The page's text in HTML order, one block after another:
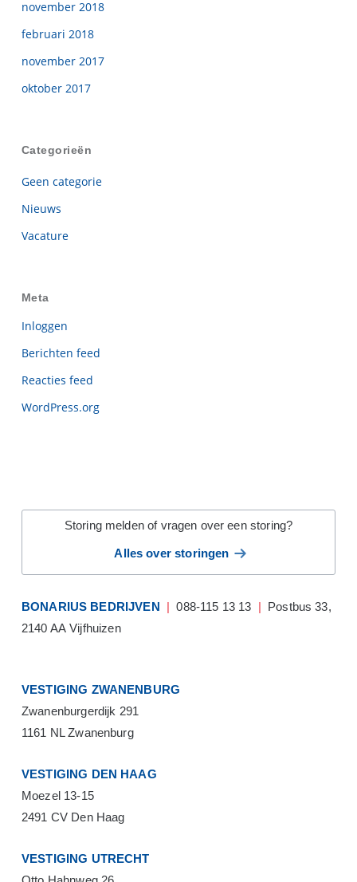
november 2018
februari 2018
november 2017
oktober 2017
Categorieën
Geen categorie
Nieuws
Vacature
Meta
Inloggen
Berichten feed
Reacties feed
WordPress.org
Storing melden of vragen over een storing?
Alles over storingen
BONARIUS BEDRIJVEN | 088-115 13 13 | Postbus 33,
2140 AA Vijfhuizen
VESTIGING ZWANENBURG
Zwanenburgerdijk 291
1161 NL Zwanenburg
VESTIGING DEN HAAG
Moezel 13-15
2491 CV Den Haag
VESTIGING UTRECHT